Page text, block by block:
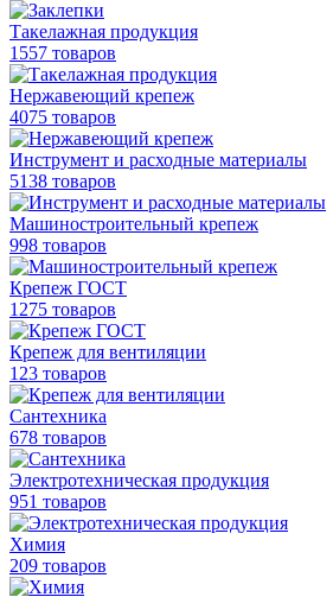
Такелажная продукция
1557 товаров
Нержавеющий крепеж
4075 товаров
Инструмент и расходные материалы
5138 товаров
Машиностроительный крепеж
998 товаров
Крепеж ГОСТ
1275 товаров
Крепеж для вентиляции
123 товаров
Сантехника
678 товаров
Электротехническая продукция
951 товаров
Химия
209 товаров